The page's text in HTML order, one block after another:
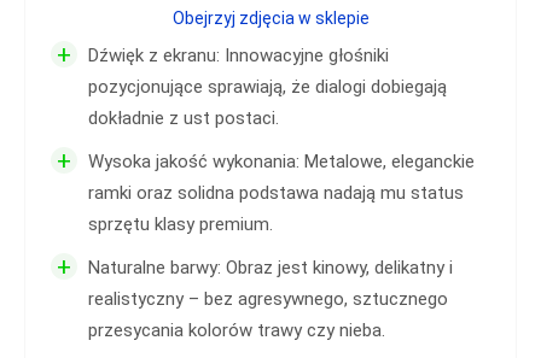
+
Dźwięk z ekranu: Innowacyjne głośniki
pozycjonujące sprawiają, że dialogi dobiegają
dokładnie z ust postaci.
+
Wysoka jakość wykonania: Metalowe, eleganckie
ramki oraz solidna podstawa nadają mu status
sprzętu klasy premium.
+
Naturalne barwy: Obraz jest kinowy, delikatny i
realistyczny – bez agresywnego, sztucznego
przesycania kolorów trawy czy nieba.
Obejrzyj zdjęcia w sklepie